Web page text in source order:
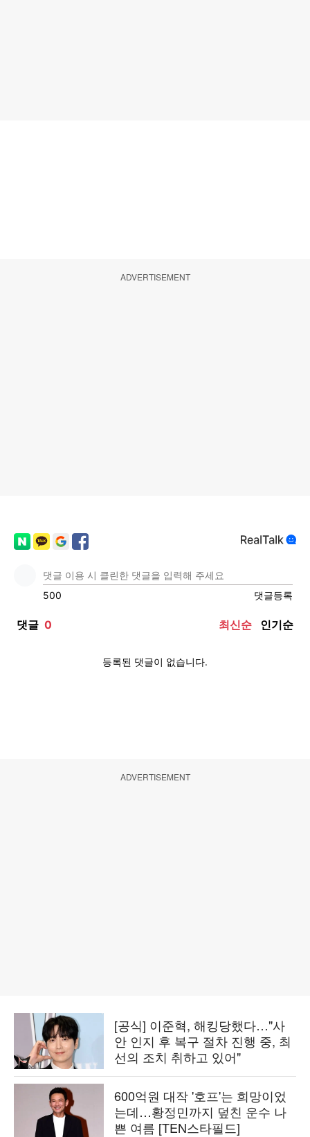
ADVERTISEMENT
ADVERTISEMENT
[공식] 이준혁, 해킹당했다…"사
안 인지 후 복구 절차 진행 중, 최
선의 조치 취하고 있어"
600억원 대작 '호프'는 희망이었
는데…황정민까지 덮친 운수 나
쁜 여름 [TEN스타필드]